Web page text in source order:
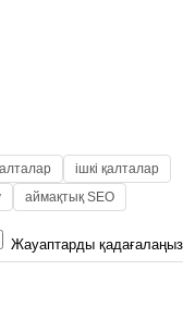
ішкі қалталар
аймақтық SEO
Жауаптарды қадағалаңыз